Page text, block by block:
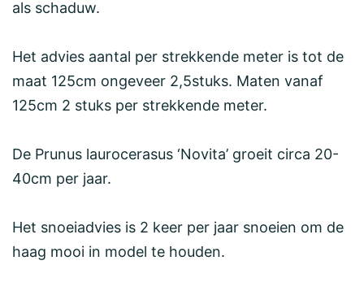
als schaduw.
Het advies aantal per strekkende meter is tot de
maat 125cm ongeveer 2,5stuks. Maten vanaf
125cm 2 stuks per strekkende meter.
De Prunus laurocerasus ‘Novita’ groeit circa 20-
40cm per jaar.
Het snoeiadvies is 2 keer per jaar snoeien om de
haag mooi in model te houden.